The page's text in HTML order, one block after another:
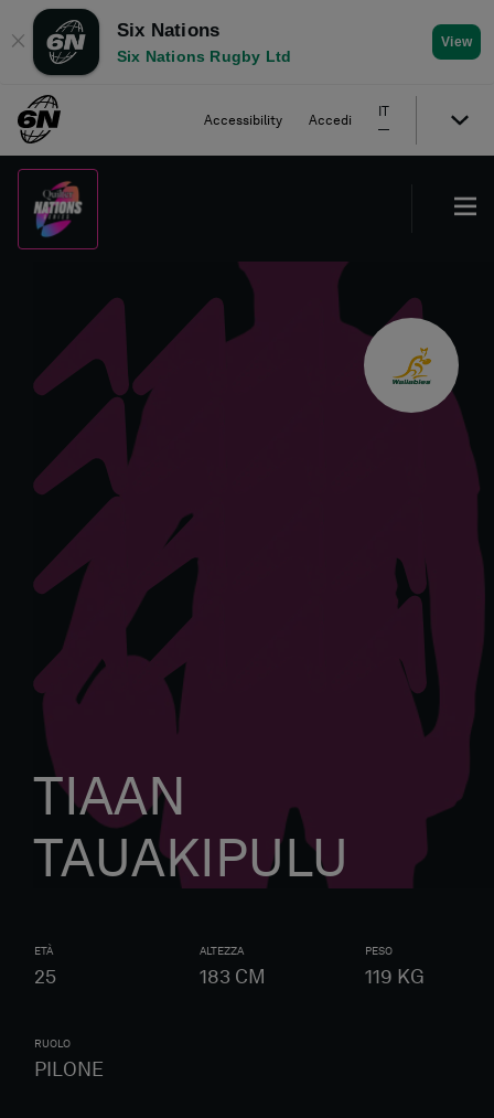
✕
Six Nations
Six Nations Rugby Ltd
View
Accessibility Accedi
IT
TIAAN
TAUAKIPULU
ETÀ
25
ALTEZZA
183 CM
PESO
119 KG
RUOLO
PILONE